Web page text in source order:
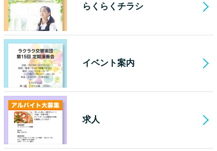
らくらくチラシ
イベント案内
求人